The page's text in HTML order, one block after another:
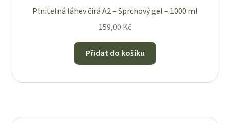
Plnitelná láhev čirá A2 – Sprchový gel – 1000 ml
159,00 Kč
Přidat do košíku